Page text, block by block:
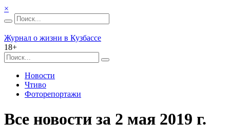
×
Журнал о жизни в Кузбассе
18+
Новости
Чтиво
Фоторепортажи
Все новости за 2 мая 2019 г.